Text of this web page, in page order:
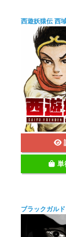
西遊妖猿伝 西
単
ブラックガルド